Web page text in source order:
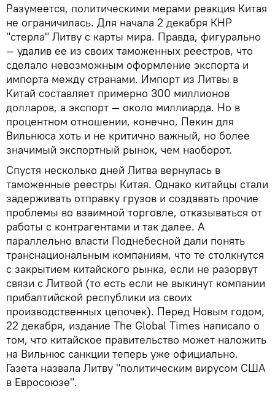
Разумеется, политическими мерами реакция Китая
не ограничилась. Для начала 2 декабря КНР
"стерла" Литву с карты мира. Правда, фигурально
— удалив ее из своих таможенных реестров, что
сделало невозможным оформление экспорта и
импорта между странами. Импорт из Литвы в
Китай составляет примерно 300 миллионов
долларов, а экспорт — около миллиарда. Но в
процентном отношении, конечно, Пекин для
Вильнюса хоть и не критично важный, но более
значимый экспортный рынок, чем наоборот.
Спустя несколько дней Литва вернулась в
таможенные реестры Китая. Однако китайцы стали
задерживать отправку грузов и создавать прочие
проблемы во взаимной торговле, отказываться от
работы с контрагентами и так далее. А
параллельно власти Поднебесной дали понять
транснациональным компаниям, что те столкнутся
с закрытием китайского рынка, если не разорвут
связи с Литвой (то есть если не выкинут компании
прибалтийской республики из своих
производственных цепочек). Перед Новым годом,
22 декабря, издание The Global Times написало о
том, что китайское правительство может наложить
на Вильнюс санкции теперь уже официально.
Газета назвала Литву "политическим вирусом США
в Евросоюзе".